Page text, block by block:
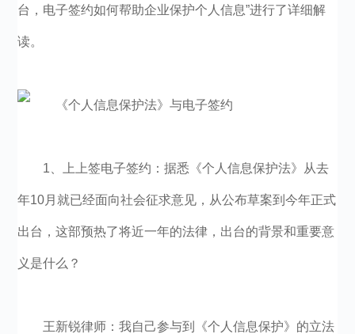
台，电子签约如何帮助企业保护个人信息”进行了详细解
读。
1、上上签电子签约：据悉《个人信息保护法》从去
年10月就已经面向社会征求意见，从公布草案到今年正式
出台，这部预热了将近一年的法律，出台的背景和重要意
义是什么？
王新锐律师：我自己参与到《个人信息保护》的立法